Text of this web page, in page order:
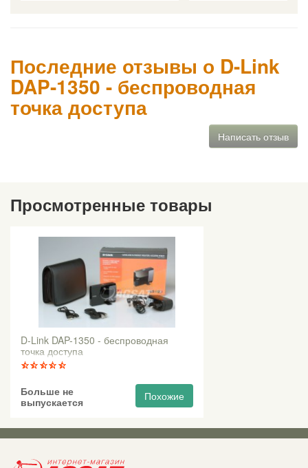
Последние отзывы о D-Link
DAP-1350 - беспроводная
точка доступа
Написать отзыв
Просмотренные товары
D-Link DAP-1350 - беспроводная
точка доступа
Больше не
выпускается
Похожие